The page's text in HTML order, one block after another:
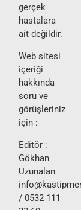
gerçek
hastalara
ait değildir.
Web sitesi
içeriği
hakkında
soru ve
görüşleriniz
için :
Editör :
Gökhan
Uzunalan
/ 0532 111